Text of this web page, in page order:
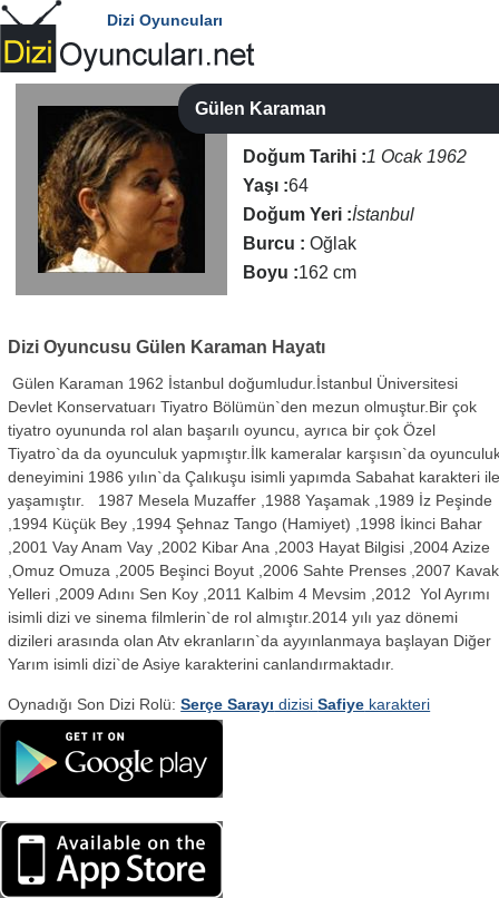
Dizi Oyuncuları
Gülen Karaman
Doğum Tarihi :1 Ocak 1962
Yaşı :64
Doğum Yeri :İstanbul
Burcu : Oğlak
Boyu :162 cm
Dizi Oyuncusu Gülen Karaman Hayatı
Gülen Karaman 1962 İstanbul doğumludur.İstanbul Üniversitesi
Devlet Konservatuarı Tiyatro Bölümün`den mezun olmuştur.Bir çok
tiyatro oyununda rol alan başarılı oyuncu, ayrıca bir çok Özel
Tiyatro`da da oyunculuk yapmıştır.İlk kameralar karşısın`da
deneyimini 1986 yılın`da Çalıkuşu isimli yapımda Sabahat karakteri
yaşamıştır. 1987 Mesela Muzaffer ,1988 Yaşamak ,1989 İz Peşinde
,1994 Küçük Bey ,1994 Şehnaz Tango (Hamiyet) ,1998 İkinci Bahar
,2001 Vay Anam Vay ,2002 Kibar Ana ,2003 Hayat Bilgisi ,2004 Azize
,Omuz Omuza ,2005 Beşinci Boyut ,2006 Sahte Prenses ,2007 Kavak
Yelleri ,2009 Adını Sen Koy ,2011 Kalbim 4 Mevsim ,2012 Yol Ayrımı
isimli dizi ve sinema filmlerin`de rol almıştır.2014 yılı yaz dönemi
dizileri arasında olan Atv ekranların`da ayyınlanmaya başlayan Diğer
Yarım isimli dizi`de Asiye karakterini canlandırmaktadır.
Oynadığı Son Dizi Rolü:Serçe Sarayı dizisiSafiye karakteri